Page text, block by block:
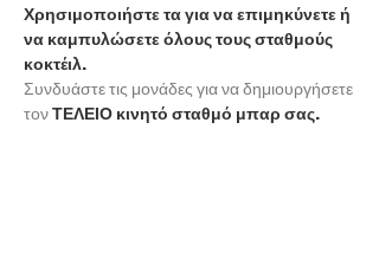
Χρησιμοποιήστε τα για να επιμηκύνετε ή
να καμπυλώσετε όλους τους σταθμούς
κοκτέιλ.
Συνδυάστε τις μονάδες για να δημιουργήσετε
τονΤΕΛΕΙΟ κινητό σταθμό μπαρ σας.